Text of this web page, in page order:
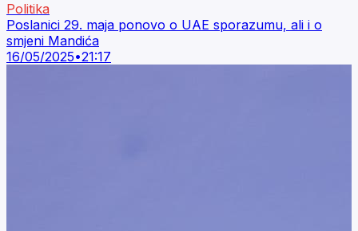
Politika
Poslanici 29. maja ponovo o UAE sporazumu, ali i o
smjeni Mandića
16/05/2025•21:17